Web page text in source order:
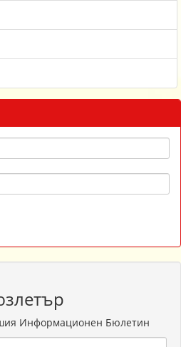
Информационен Бюлетин